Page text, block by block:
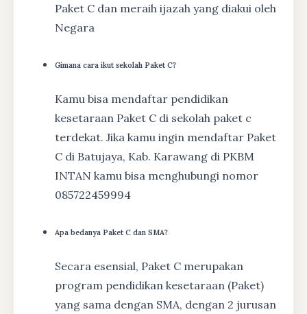
Paket C dan meraih ijazah yang diakui oleh
Negara
Gimana cara ikut sekolah Paket C?
Kamu bisa mendaftar pendidikan
kesetaraan Paket C di sekolah paket c
terdekat. Jika kamu ingin mendaftar Paket
C di Batujaya, Kab. Karawang di PKBM
INTAN kamu bisa menghubungi nomor
085722459994
Apa bedanya Paket C dan SMA?
Secara esensial, Paket C merupakan
program pendidikan kesetaraan (Paket)
yang sama dengan SMA, dengan 2 jurusan